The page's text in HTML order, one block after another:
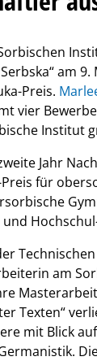
am
Preis.
vier
Institut
Jahr
für
am
Texten“
mit Blick